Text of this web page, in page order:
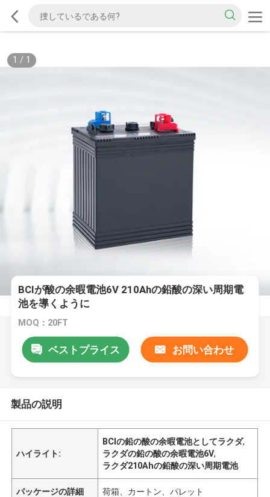
1 / 1
BCIが酸の余暇電池6V 210Ahの鉛酸の深い周期電
池を導くように
MOQ：20FT
ベストプライス お問い合わせ
製品の説明
ハイライト:
BCIの鉛の酸の余暇電池としてラクダ,
ラクダの鉛の酸の余暇電池6V,
ラクダ210Ahの鉛酸の深い周期電池
パッケージの詳細 荷箱、カートン、パレット